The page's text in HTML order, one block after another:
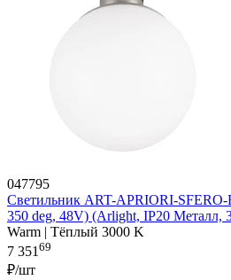
047795
Светильник ART-APRIORI-SFERO-
350 deg, 48V) (Arlight, IP20 Металл,
Warm | Тёплый 3000 K
7 351 69
₽/шт